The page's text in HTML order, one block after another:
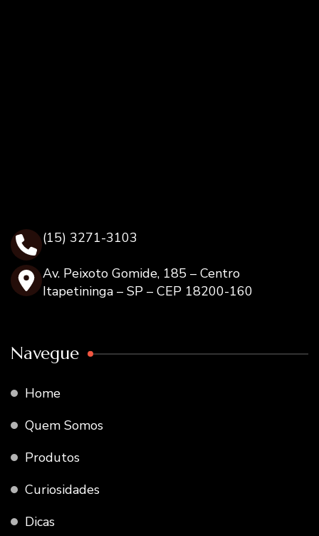
(15) 3271-3103
Av. Peixoto Gomide, 185 – Centro
Itapetininga – SP – CEP 18200-160
Navegue
Home
Quem Somos
Produtos
Curiosidades
Dicas